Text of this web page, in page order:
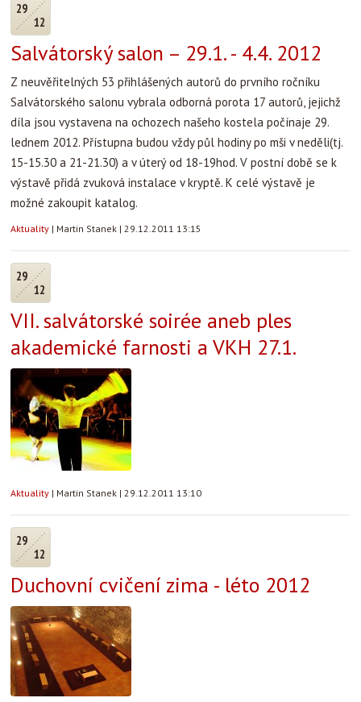
29
12
Salvátorský salon – 29.1. - 4.4. 2012
Z neuvěřitelných 53 přihlášených autorů do prvního ročníku
Salvátorského salonu vybrala odborná porota 17 autorů, jejichž
díla jsou vystavena na ochozech našeho kostela počínaje 29.
lednem 2012. Přístupna budou vždy půl hodiny po mši v neděli(tj.
15-15.30 a 21-21.30) a v úterý od 18-19hod. V postní době se k
výstavě přidá zvuková instalace v kryptě. K celé výstavě je
možné zakoupit katalog.
Aktuality | Martin Stanek | 29.12.2011 13:15
29
12
VII. salvátorské soirée aneb ples
akademické farnosti a VKH 27.1.
Aktuality | Martin Stanek | 29.12.2011 13:10
29
12
Duchovní cvičení zima - léto 2012